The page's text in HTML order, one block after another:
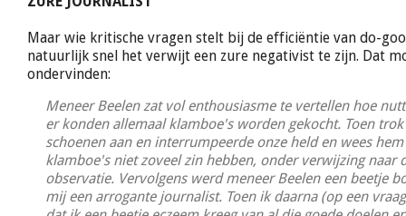
Maar wie kritische vragen stelt bij de efficiëntie van do-
natuurlijk snel het verwijt een zure negativist te zijn. Dat
ondervinden:
Meneer Beelen zat vol enthousiasme te vertellen hoe
er konden allemaal klamboe's worden gekocht. Toen
schoenen aan en interrumpeerde onze held en wees
klamboe's niet zoveel zin hebben, onder verwijzing naar
observatie. Vervolgens werd meneer Beelen een beetje
mij een arrogante journalist. Toen ik daarna (op een